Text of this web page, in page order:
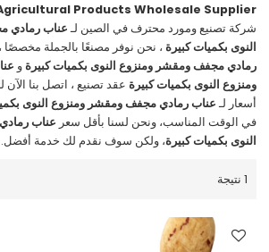
Agricultural Products Wholesale Supplier
شركة تصنيع ومورد محترف في الصين لـعناب رمادي
النوى بكميات كبيرة ، نحن نوفر مصنعًا بالجملة
رمادي مجفف ومقشر ومنزوع النوى بكميات كبيرة و
ومنزوع النوى بكميات كبيرة عقد تصنيع ، اتصل بنا
أسعار لـعناب رمادي مجفف ومقشر ومنزوع النوى
في الوقت المناسب، ونحن لسنا بأقل سعر عناب
النوى بكميات كبيرة، ولكن سوف نقدم لك خدمة أفضل.
1 نتيجة